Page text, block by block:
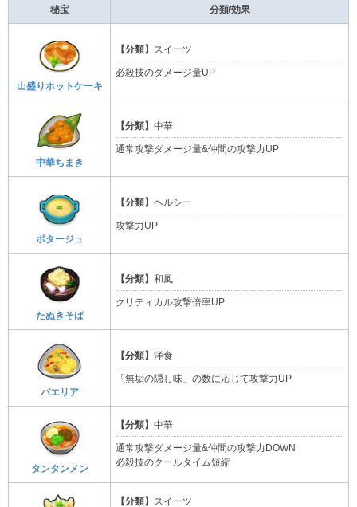
秘宝 分類/効果
山盛りホットケーキ
【分類】 スイーツ
必殺技のダメージ量UP
中華ちまき
【分類】 中華
通常攻撃ダメージ量&仲間の攻撃力UP
ポタージュ
【分類】 ヘルシー
攻撃力UP
たぬきそば
【分類】 和風
クリティカル攻撃倍率UP
パエリア
【分類】 洋食
「無垢の隠し味」の数に応じて攻撃力UP
タンタンメン
【分類】 中華
通常攻撃ダメージ量&仲間の攻撃力DOWN
必殺技のクールタイム短縮
【分類】 スイーツ